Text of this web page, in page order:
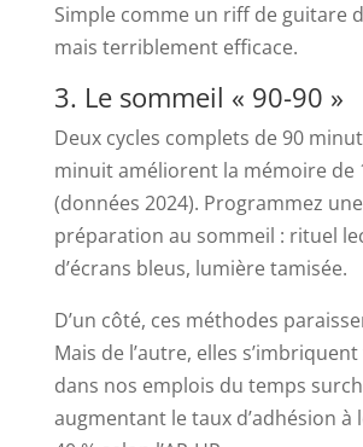
Simple comme un riff de guitare
mais terriblement efficace.
3. Le sommeil « 90-90 »
Deux cycles complets de 90
minuit améliorent la mémoire de
(données 2024). Programmez
préparation au sommeil : rituel
d’écrans bleus, lumière tamisée.
D’un côté, ces méthodes
Mais de l’autre, elles
dans nos emplois du temps
augmentant le taux d’adhésion à